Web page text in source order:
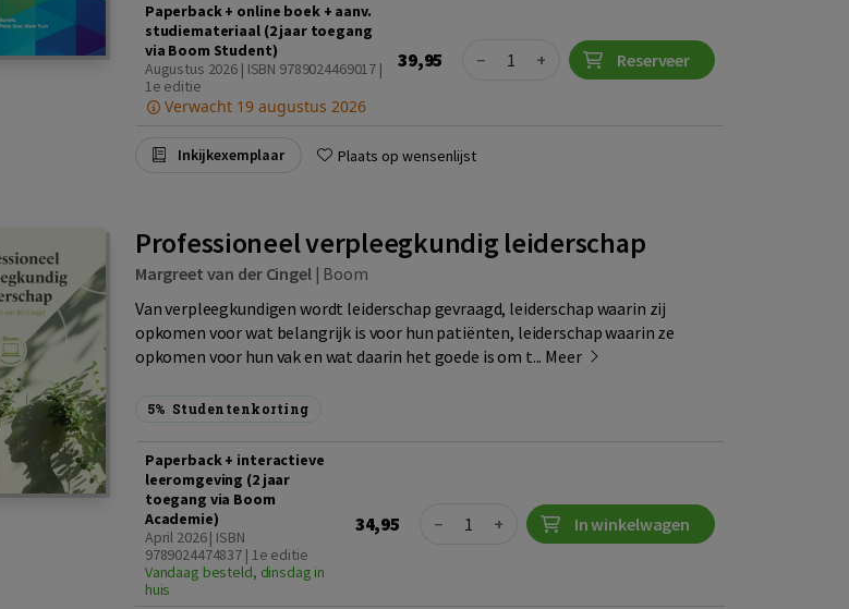
Paperback + online boek + aanv.
studiemateriaal (2 jaar toegang
via Boom Student)
Augustus 2026 | ISBN 9789024469017 |
1e editie
Verwacht 19 augustus 2026
39,95 Quantity
− + Reserveer
Inkijkexemplaar Plaats op wensenlijst
Professioneel verpleegkundig leiderschap
Margreet van der Cingel| Boom
Van verpleegkundigen wordt leiderschap gevraagd, leiderschap waarin zij
opkomen voor wat belangrijk is voor hun patiënten, leiderschap waarin ze
opkomen voor hun vak en wat daarin het goede is om t... Meer
5% Studentenkorting
Paperback + interactieve
leeromgeving (2 jaar
toegang via Boom
Academie)
April 2026 | ISBN
9789024474837 | 1e editie
Vandaag besteld, dinsdag in
huis
34,95 Quantity
− + In winkelwagen